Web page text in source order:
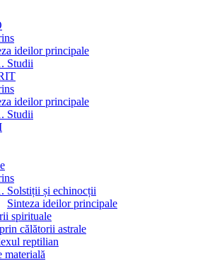
ideilor principale
Studii
ideilor principale
Studii
Solstiții și echinocții
Sinteza ideilor principale
spirituale
călătorii astrale
reptilian
materială